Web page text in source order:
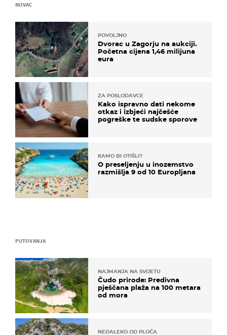
PUTOVANJA
NAJMANJA NA SVIJETU
Čudo prirode: Predivna
pješčana plaža na 100 metara
od mora
NEDALEKO OD PLOČA
NOVAC
POVOLJNO
Dvorac u Zagorju na aukciji.
Početna cijena 1,46 milijuna
eura
ZA POSLODAVCE
Kako ispravno dati nekome
otkaz i izbjeći najčešće
pogreške te sudske sporove
KAMO BI OTIŠLI?
O preseljenju u inozemstvo
razmišlja 9 od 10 Europljana